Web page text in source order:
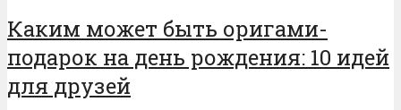
Каким может быть оригами-
подарок на день рождения: 10 идей
для друзей